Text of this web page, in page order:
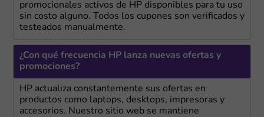
promocionales activos de HP disponibles para tu uso
sin costo alguno. Todos los cupones son verificados y
testeados manualmente.
¿Con qué frecuencia HP lanza nuevas ofertas y
promociones?
HP actualiza constantemente sus ofertas en
productos como laptops, desktops, impresoras y
accesorios. Nuestro sitio web se mantiene